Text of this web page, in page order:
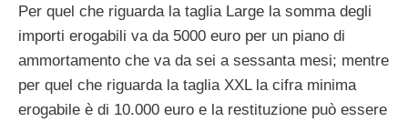
Per quel che riguarda la taglia Large la somma degli
importi erogabili va da 5000 euro per un piano di
ammortamento che va da sei a sessanta mesi; mentre
per quel che riguarda la taglia XXL la cifra minima
erogabile è di 10.000 euro e la restituzione può essere